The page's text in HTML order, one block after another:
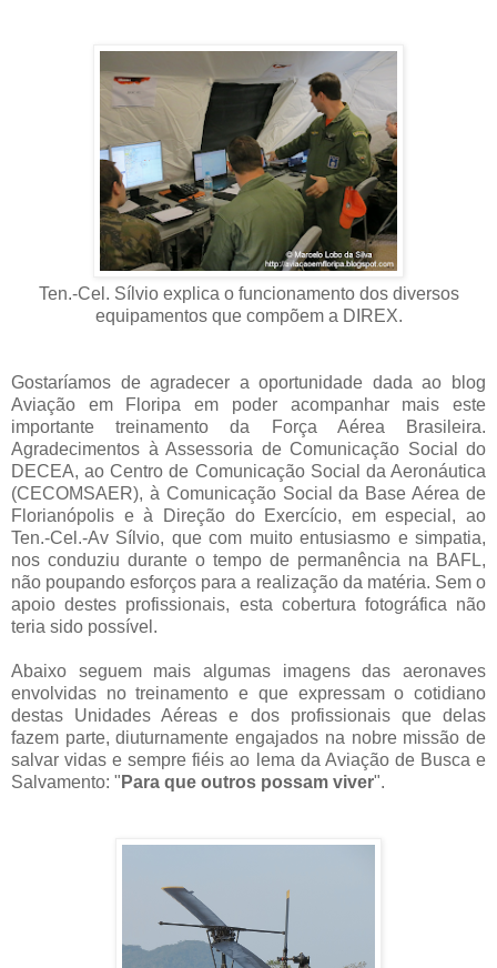
Ten.-Cel. Sílvio explica o funcionamento dos diversos
equipamentos que compõem a DIREX.
Gostaríamos de agradecer a oportunidade dada ao blog
Aviação em Floripa em poder acompanhar mais este
importante treinamento da Força Aérea Brasileira.
Agradecimentos à Assessoria de Comunicação Social do
DECEA, ao Centro de Comunicação Social da Aeronáutica
(CECOMSAER), à Comunicação Social da Base Aérea de
Florianópolis e à Direção do Exercício, em especial, ao
Ten.-Cel.-Av Sílvio, que com muito entusiasmo e simpatia,
nos conduziu durante o tempo de permanência na BAFL,
não poupando esforços para a realização da matéria. Sem o
apoio destes profissionais, esta cobertura fotográfica não
teria sido possível.
Abaixo seguem mais algumas imagens das aeronaves
envolvidas no treinamento e que expressam o cotidiano
destas Unidades Aéreas e dos profissionais que delas
fazem parte, diuturnamente engajados na nobre missão de
salvar vidas e sempre fiéis ao lema da Aviação de Busca e
Salvamento: " Para que outros possam viver".